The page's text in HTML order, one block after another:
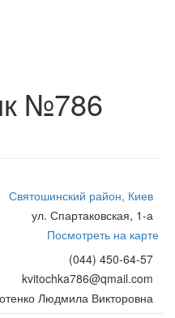
№786
Святошинский район, Киев
ул. Спартаковская, 1-а
Посмотреть на карте
(044) 450-64-57
kvitochka786@qmail.com
Людмила Викторовна